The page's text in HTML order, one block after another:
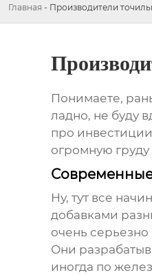
Главная - Производители
Понимаете,
ладно, не буду
про
огромную груду
Современные
Ну, тут все
добавками
очень серьезно
Они
иногда по